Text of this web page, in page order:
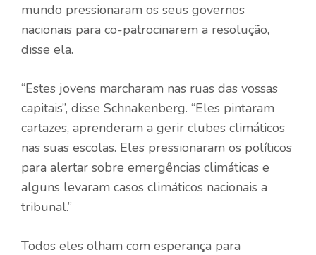
mundo pressionaram os seus governos
nacionais para co-patrocinarem a resolução,
disse ela.
“Estes jovens marcharam nas ruas das vossas
capitais”, disse Schnakenberg. “Eles pintaram
cartazes, aprenderam a gerir clubes climáticos
nas suas escolas. Eles pressionaram os políticos
para alertar sobre emergências climáticas e
alguns levaram casos climáticos nacionais a
tribunal.”
Todos eles olham com esperança para